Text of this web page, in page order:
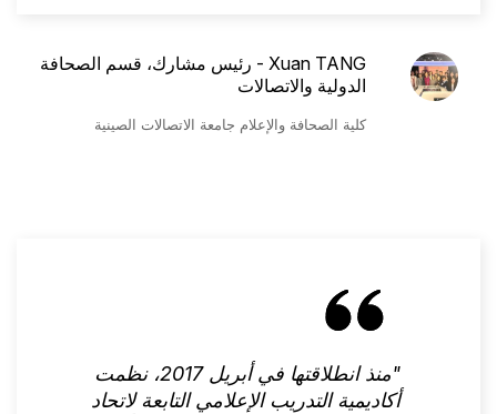
Xuan TANG - رئيس مشارك، قسم الصحافة
الدولية والاتصالات
كلية الصحافة والإعلام جامعة الاتصالات الصينية
"منذ انطلاقتها في أبريل 2017، نظمت
أكاديمية التدريب الإعلامي التابعة لاتحاد